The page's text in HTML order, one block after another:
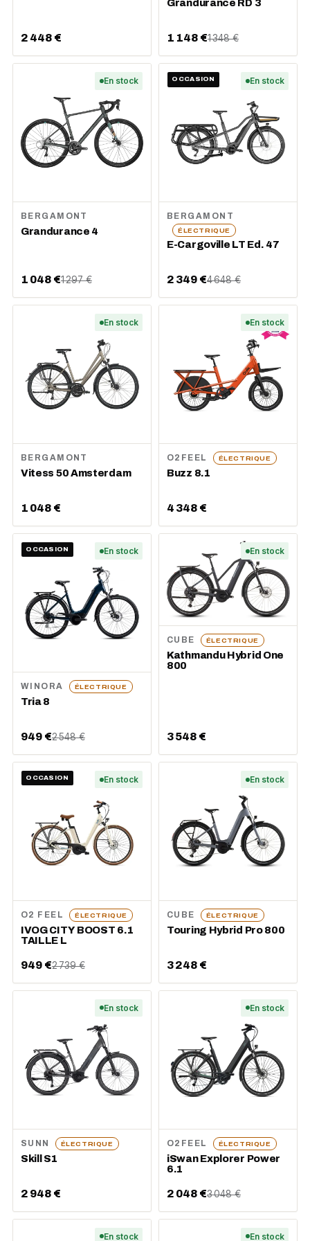
2 448 €
Grandurance RD 3
1 148 €1 348 €
En stock
BERGAMONT
Grandurance 4
1 048 €1 297 €
OCCASION En stock
BERGAMONT
ÉLECTRIQUE
E-Cargoville LT Ed. 47
2 349 €4 648 €
En stock
BERGAMONT
Vitess 50 Amsterdam
1 048 €
En stock
O2FEEL ÉLECTRIQUE
Buzz 8.1
4 348 €
OCCASION En stock
WINORA ÉLECTRIQUE
Tria 8
949 €2 548 €
En stock
CUBE ÉLECTRIQUE
Kathmandu Hybrid One
800
3 548 €
OCCASION En stock
O2 FEEL ÉLECTRIQUE
IVOG CITY BOOST 6.1
TAILLE L
949 €2 739 €
En stock
CUBE ÉLECTRIQUE
Touring Hybrid Pro 800
3 248 €
En stock
SUNN ÉLECTRIQUE
Skill S1
2 948 €
En stock
O2FEEL ÉLECTRIQUE
iSwan Explorer Power
6.1
2 048 €3 048 €
En stock En stock